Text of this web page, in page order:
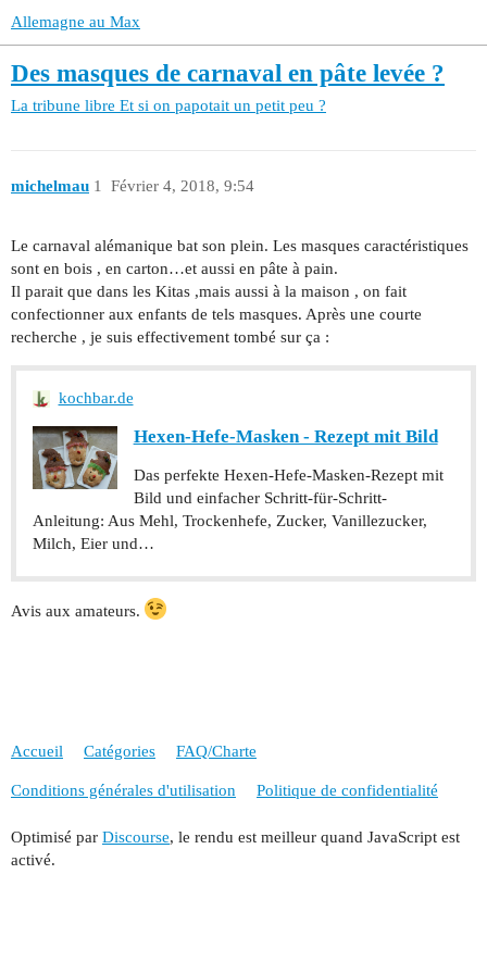
Allemagne au Max
Des masques de carnaval en pâte levée ?
La tribune libre Et si on papotait un petit peu ?
michelmau Février 4, 2018, 9:54
1
Le carnaval alémanique bat son plein. Les masques caractéristiques
sont en bois , en carton…et aussi en pâte à pain.
Il parait que dans les Kitas ,mais aussi à la maison , on fait
confectionner aux enfants de tels masques. Après une courte
recherche , je suis effectivement tombé sur ça :
kochbar.de
Hexen-Hefe-Masken - Rezept mit Bild
Das perfekte Hexen-Hefe-Masken-Rezept mit
Bild und einfacher Schritt-für-Schritt-
Anleitung: Aus Mehl, Trockenhefe, Zucker, Vanillezucker,
Milch, Eier und…
Avis aux amateurs.
Accueil Catégories FAQ/Charte
Conditions générales d'utilisation Politique de confidentialité
Optimisé par Discourse, le rendu est meilleur quand JavaScript est
activé.